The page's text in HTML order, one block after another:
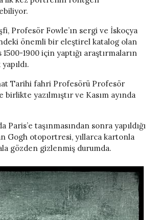
Profesör Fowle’ın sergi ve İskoçya
önemli bir eleştirel katalog olan
1900 için yaptığı araştırmaların
Tarihi fahri Profesörü Profesör
yazılmıştır ve Kasım ayında
Paris’e taşınmasından sonra yapıldığı
Gogh otoportresi, yıllarca kartonla
gözden gizlenmiş durumda.